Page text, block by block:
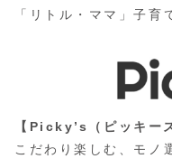
「リトル・ママ」子育
【Picky’s（ピッキー
こだわり楽しむ、モノ